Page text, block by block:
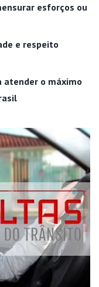
esforços ou
e respeito
atender o máximo